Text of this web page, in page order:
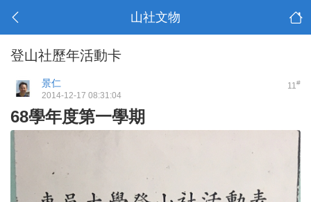
山社文物
登山社歷年活動卡
11#
景仁
2014-12-17 08:31:04
68學年度第一學期